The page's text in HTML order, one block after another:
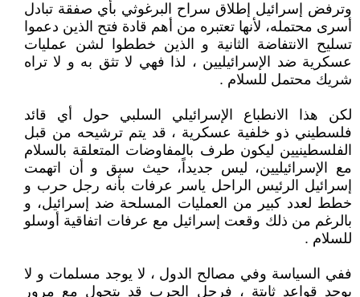
وترفض إسرائيل إطلاق سراح البرغوثي بأي صفقة تبادل
أسرى محتمله، لأنها تعتبره من أهم قادة فتح الذين دعموا
تسليح الانتفاضة الثانية و الذين خططوا لشن عمليات
عسكرية ضد الإسرائيليين ، لذا فهي لا تثق به و لا تراه
شريك محتمل للسلام .
لكن هذا الانطباع الإسرائيلي السلبي حول أي قائد
فلسطيني ذو خلفية عسكرية ، قد يتم ترشيحه من قبل
الفلسطينيين ليكون طرف بالمفاوضات المتعلقة بالسلام
مع الإسرائيليين، ليس جديداً، حيث سبق و أن اتهمت
إسرائيل الرئيس الراحل ياسر عرفات بأنه رجل حرب و
خطط لعدد كبير من العمليات المسلحة ضد إسرائيل، و
بالرغم من ذلك وقعت إسرائيل مع عرفات اتفاقية أوسلو
للسلام .
ففي السياسة وفي مصالح الدول ، لا يوجد مسلمات و لا
يوجد قواعد ثابتة ، فرجل الحرب قد يتحول مع مرور